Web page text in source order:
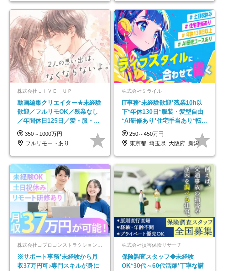
株式会社ＬＩＶＥ ＵＰ
動画編集クリエイター★未経験
歓迎／フルリモOK／残業なし
／年間休日125日／髪・服・ネ
イル自由／研修充実で安心
350～1000万円
フルリモートあり
株式会社ミライル
IT事務*未経験歓迎*残業10h以
下*年休130日*服装・髪型自由
*AI研修あり*住宅手当あり*転勤
なし
250～450万円
東京都_埼玉県_大阪府_新潟県_福岡県
※サポート事務*未経験から月
収37万円可♪専門スキルが身に
株式会社損害保険リサーチ
保険調査スタッフ◆未経験
OK*30代～60代活躍*丁寧な講